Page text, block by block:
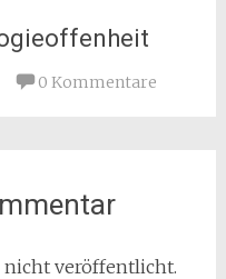
0 Kommentare
nicht veröffentlicht.